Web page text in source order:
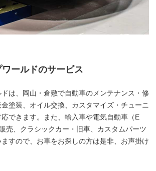
ールドのサービス
は、岡山・倉敷で自動車のメンテナンス・修
塗装、オイル交換、カスタマイズ・チューニ
できます。また、輸入車や電気自動車（E
売、クラシックカー・旧車、カスタムパーツ
すので、お車をお探しの方は是非、お声掛け